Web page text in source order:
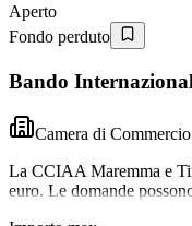
Aperto
Fondo perduto
Bando
Camera di
La CCIAA Maremma e
euro. Le domande